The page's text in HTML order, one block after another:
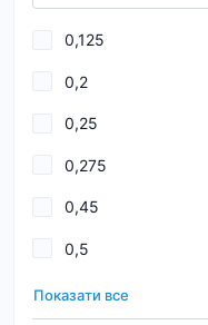
Caterpillar ECF-2
ACEA C4
ACEA C5
ACEA C5, C6
ACEA C6
ACEA E7
AISIN WARNER AW-1
ALLISON C4
0,125
0,2
0,25
0,275
0,45
0,5
0,6
Показати все